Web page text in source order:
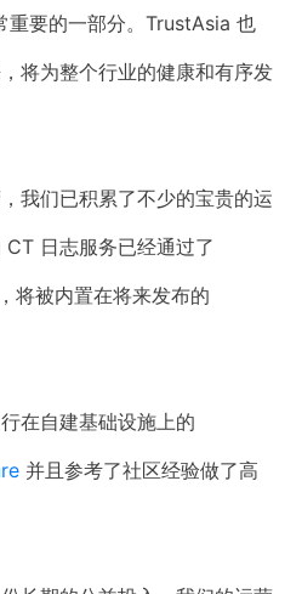
重要的一部分。TrustAsia 也
将为整个行业的健康和有序发
我们已积累了不少的宝贵的运
日志服务已经通过了
将被内置在将来发布的
在自建基础设施上的
并且参考了社区经验做了高